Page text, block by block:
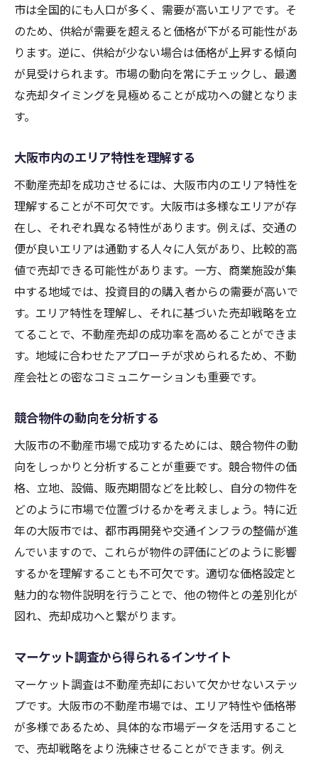
大阪市エリア別の査定基準
市場動向を反映した査定手法
査定の精度を上げるためのデータ活用
競合物件との比較分析
秘訣
変化に対応する柔軟な計画作り
顧客のニーズを反映した売却戦略
市場変動を考慮したプラン調整
チームでの協力体制の構築
持続可能なアプローチの実践
フィードバックを取り入れた改善
経験豊富なスタッフによる交渉と手続きのポイ
ント
交渉力を高めるためのテクニック
手続きをスムーズに進めるコツ
適切なコミュニケーションの取り方
トラブル防止のための事前準備
売却後のフォローアップ
大阪市特有の不動産売却市場における課題と解
決策
大阪市の不動産市場の課題を理解する
売却に際してのリスク管理
地域特性に応じた戦略的な対応
成功事例から学ぶ実践的解決策
課題を乗り越えるためのリソース活用
市は全国的にも人口が多く、需要が高いエリアです。そ
のため、供給が需要を超えると価格が下がる可能性があ
ります。逆に、供給が少ない場合は価格が上昇する傾向
が見受けられます。市場の動向を常にチェックし、最適
な売却タイミングを見極めることが成功への鍵となりま
す。
大阪市内のエリア特性を理解する
不動産売却を成功させるには、大阪市内のエリア特性を
理解することが不可欠です。大阪市は多様なエリアが存
在し、それぞれ異なる特性があります。例えば、交通の
便が良いエリアは通勤する人々に人気があり、比較的高
値で売却できる可能性があります。一方、商業施設が集
中する地域では、投資目的の購入者からの需要が高いで
す。エリア特性を理解し、それに基づいた売却戦略を立
てることで、不動産売却の成功率を高めることができま
す。地域に合わせたアプローチが求められるため、不動
産会社との密なコミュニケーションも重要です。
競合物件の動向を分析する
大阪市の不動産市場で成功するためには、競合物件の動
向をしっかりと分析することが重要です。競合物件の価
格、立地、設備、販売期間などを比較し、自分の物件を
どのように市場で位置づけるかを考えましょう。特に近
年の大阪市では、都市再開発や交通インフラの整備が進
んでいますので、これらが物件の評価にどのように影響
するかを理解することも不可欠です。適切な価格設定と
魅力的な物件説明を行うことで、他の物件との差別化が
図れ、売却成功へと繋がります。
マーケット調査から得られるインサイト
マーケット調査は不動産売却において欠かせないステッ
プです。大阪市の不動産市場では、エリア特性や価格帯
が多様であるため、具体的な市場データを活用すること
で、売却戦略をより洗練させることができます。例え